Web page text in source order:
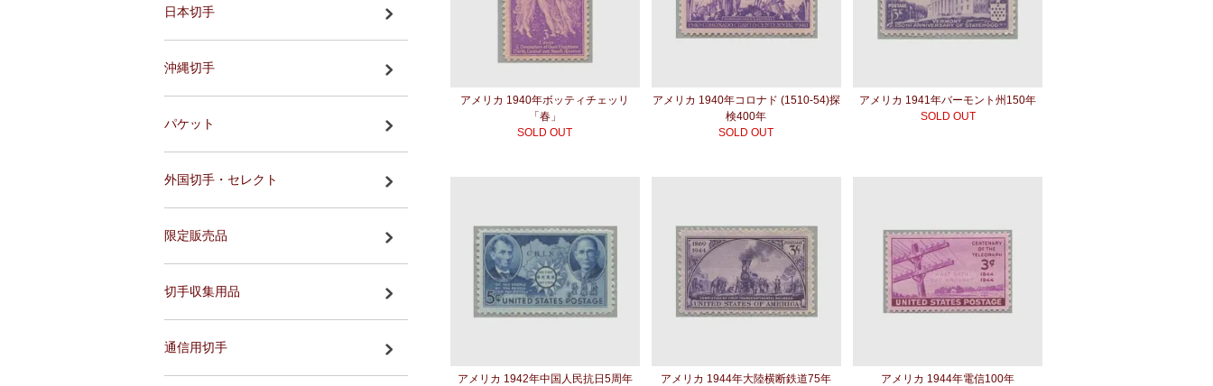
アメリカ 1940年ボッティチェッリ
「春」
SOLD OUT
アメリカ 1940年コロナド (1510-54)探
検400年
SOLD OUT
アメリカ 1941年バーモント州150年
SOLD OUT
アメリカ 1942年中国人民抗日5周年
アメリカ 1944年大陸横断鉄道75年
アメリカ 1944年電信100年
日本切手
沖縄切手
パケット
外国切手・セレクト
限定販売品
切手収集用品
通信用切手